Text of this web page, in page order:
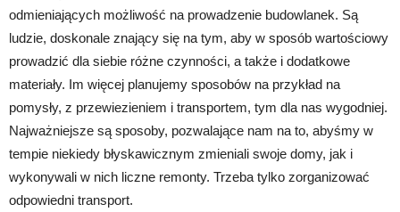
odmieniających możliwość na prowadzenie budowlanek. Są
ludzie, doskonale znający się na tym, aby w sposób wartościowy
prowadzić dla siebie różne czynności, a także i dodatkowe
materiały. Im więcej planujemy sposobów na przykład na
pomysły, z przewiezieniem i transportem, tym dla nas wygodniej.
Najważniejsze są sposoby, pozwalające nam na to, abyśmy w
tempie niekiedy błyskawicznym zmieniali swoje domy, jak i
wykonywali w nich liczne remonty. Trzeba tylko zorganizować
odpowiedni transport.